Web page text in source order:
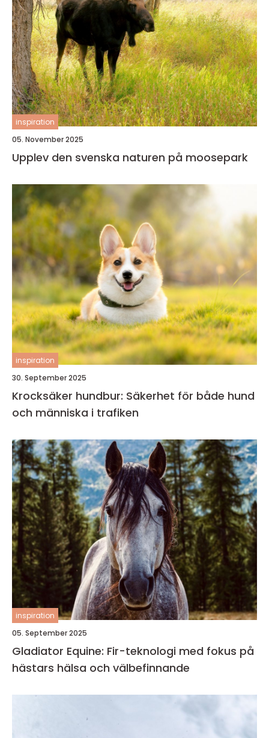
inspiration
05. November 2025
Upplev den svenska naturen på moosepark
inspiration
30. September 2025
Krocksäker hundbur: Säkerhet för både hund
och människa i trafiken
inspiration
05. September 2025
Gladiator Equine: Fir-teknologi med fokus på
hästars hälsa och välbefinnande